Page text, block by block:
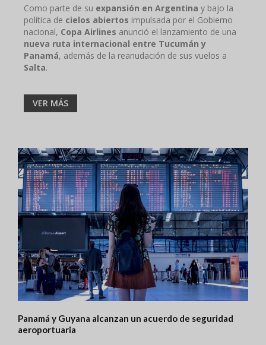
Como parte de su expansión en Argentina y bajo la
política de cielos abiertos impulsada por el Gobierno
nacional, Copa Airlines anunció el lanzamiento de una
nueva ruta internacional entre Tucumán y
Panamá, además de la reanudación de sus vuelos a
Salta.
VER MÁS
Panamá y Guyana alcanzan un acuerdo de seguridad
aeroportuaria